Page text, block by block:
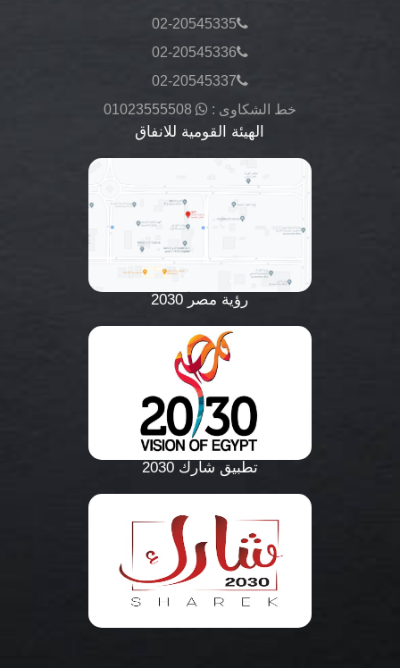
02-20545335
02-20545336
02-20545337
خط الشكاوى :
01023555508
الهيئة القومية للانفاق
رؤية مصر 2030
تطبيق شارك 2030